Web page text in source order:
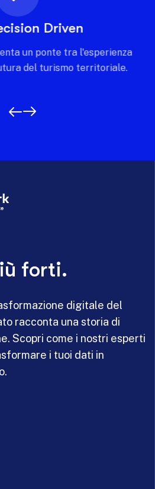
condivisa
di conoscenza dove ogni
e beneficia di una visione
forti.
digitale del
racconta una storia di
Scopri come i nostri esperti
i tuoi dati in